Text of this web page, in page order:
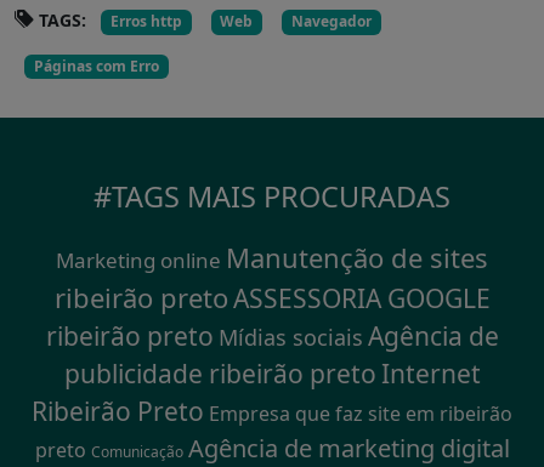
TAGS: Erros http Web Navegador
Páginas com Erro
#TAGS MAIS PROCURADAS
Marketing online Manutenção de sites
ribeirão pretoASSESSORIA GOOGLE
ribeirão preto Mídias sociais Agência de
publicidade ribeirão preto Internet
Ribeirão Preto Empresa que faz site em ribeirão
preto Comunicação Agência de marketing digital